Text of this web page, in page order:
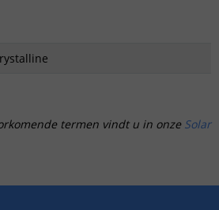
termen vindt u in onze Solar